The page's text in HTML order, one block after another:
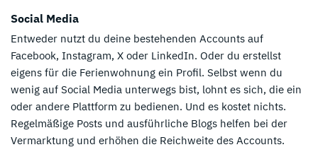
Social Media
Entweder nutzt du deine bestehenden Accounts auf
Facebook, Instagram, X oder LinkedIn. Oder du erstellst
eigens für die Ferienwohnung ein Profil. Selbst wenn du
wenig auf Social Media unterwegs bist, lohnt es sich, die ein
oder andere Plattform zu bedienen. Und es kostet nichts.
Regelmäßige Posts und ausführliche Blogs helfen bei der
Vermarktung und erhöhen die Reichweite des Accounts.